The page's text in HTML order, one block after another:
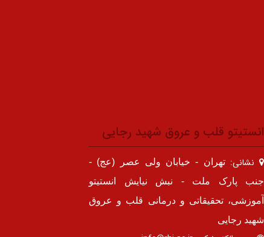
انستیتو قلب و عروق شهید رجایی
نشانی:تهران - خیابان ولی عصر (عج) -
جنب پارک ملت - نبش نیایش انستیتو
آموزشی، تحقیقاتی و درمانی قلب و عروق
شهید رجایی